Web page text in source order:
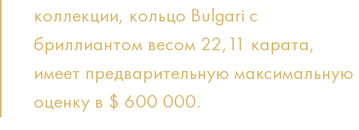
коллекции, кольцо Bulgari с
бриллиантом весом 22,11 карата,
имеет предварительную максимальную
оценку в $ 600 000.